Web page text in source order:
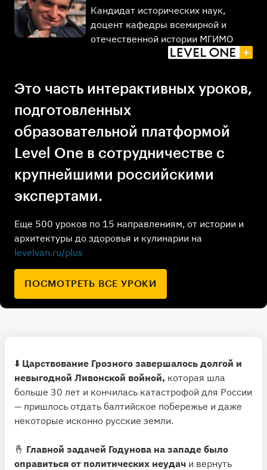
Это часть интерактивных уроков,
подготовленных
образовательной платформой
Level One в сотрудничестве с
крупнейшими российскими
экспертами.
Еще 500 уроков по 15 направлениям, от истории и
архитектуры до здоровья и кулинарии на
levelvan.ru/plus
ПОСМОТРЕТЬ ВСЕ УРОКИ
Кандидат исторических наук,
доцент кафедры всемирной и
отечественной истории МГИМО
⬇️ Царствование Грозного завершалось долгой и
невыгодной Ливонской войной, которая шла
больше 30 лет и кончилась катастрофой для России
— пришлось отдать балтийское побережье и даже
некоторые исконно русские земли.
🤞 Главной задачей Годунова на западе было
оправиться от политических неудач и вернуть